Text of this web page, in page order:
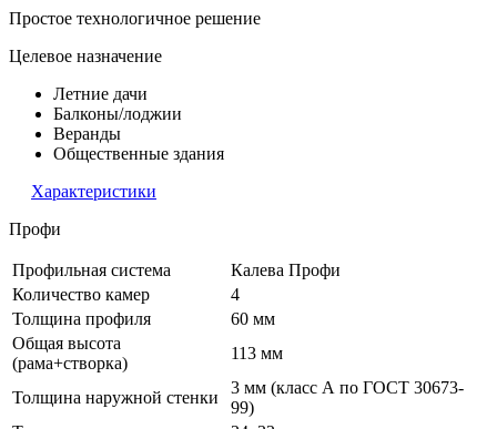
Простое технологичное решение
Целевое назначение
Летние дачи
Балконы/лоджии
Веранды
Общественные здания
Характеристики
Профи
Профильная система
Калева Профи
Количество камер
4
Толщина профиля
60 мм
Общая высота
(рама+створка)
113 мм
Толщина наружной стенки
3 мм (класс А по ГОСТ 30673-
99)